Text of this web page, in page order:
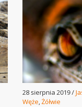
28 sierpnia 2019 /
Węże,Żółwie